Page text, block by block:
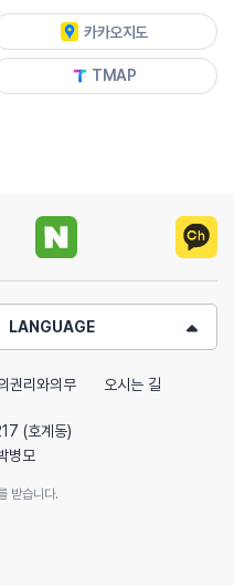
카카오지도
TMAP
LANGUAGE
권리와의무 오시는 길
(호계동)
병모
받습니다.